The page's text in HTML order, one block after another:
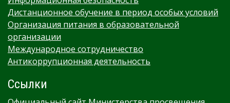
Дистанционное обучение в период особых условий
Организация питания в образовательной
организации
Международное сотрудничество
Антикоррупционная деятельность
Ссылки